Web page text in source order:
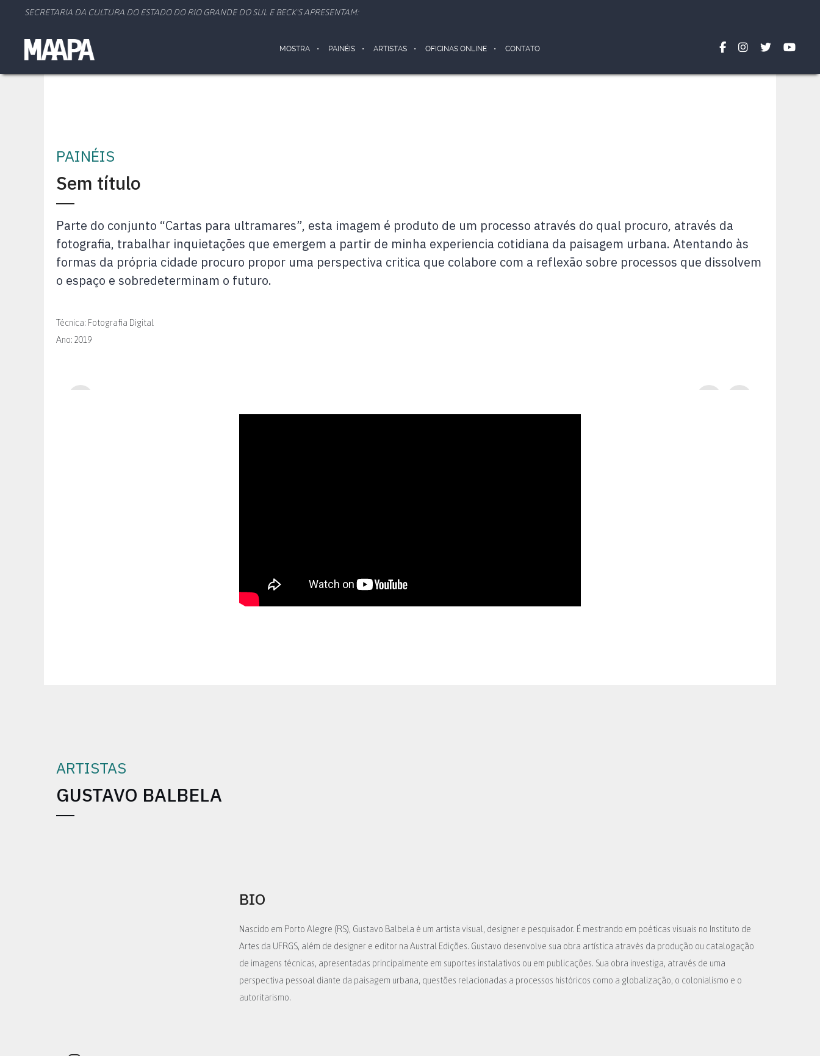
SECRETARIA DA CULTURA DO ESTADO DO RIO GRANDE DO SUL E BECK'S APRESENTAM:
MOSTRA PAINÉIS ARTISTAS OFICINAS ONLINE CONTATO
PAINÉIS
Sem título
Parte do conjunto “Cartas para ultramares”, esta imagem é produto de um processo através do qual procuro, através da
fotografia, trabalhar inquietações que emergem a partir de minha experiencia cotidiana da paisagem urbana. Atentando às
formas da própria cidade procuro propor uma perspectiva critica que colabore com a reflexão sobre processos que dissolvem
o espaço e sobredeterminam o futuro.
Técnica: Fotografia Digital
Ano: 2019
ARTISTAS
GUSTAVO BALBELA
BIO
Nascido em Porto Alegre (RS), Gustavo Balbela é um artista visual, designer e pesquisador. É mestrando em poéticas visuais no Instituto de
Artes da UFRGS, além de designer e editor na Austral Edições. Gustavo desenvolve sua obra artística através da produção ou catalogação
de imagens técnicas, apresentadas principalmente em suportes instalativos ou em publicações. Sua obra investiga, através de uma
perspectiva pessoal diante da paisagem urbana, questões relacionadas a processos históricos como a globalização, o colonialismo e o
autoritarismo.